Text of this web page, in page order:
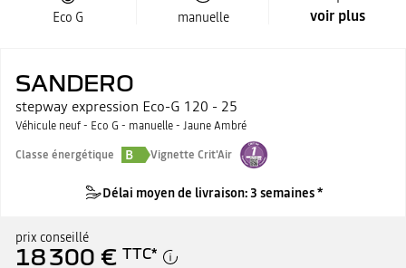
Eco G manuelle voir plus
SANDERO
stepway expression Eco-G 120 - 25
Véhicule neuf - Eco G - manuelle - Jaune Ambré
Classe énergétique
B Vignette Crit'Air
Délai moyen de livraison: 3 semaines *
prix conseillé
18 300 € TTC*